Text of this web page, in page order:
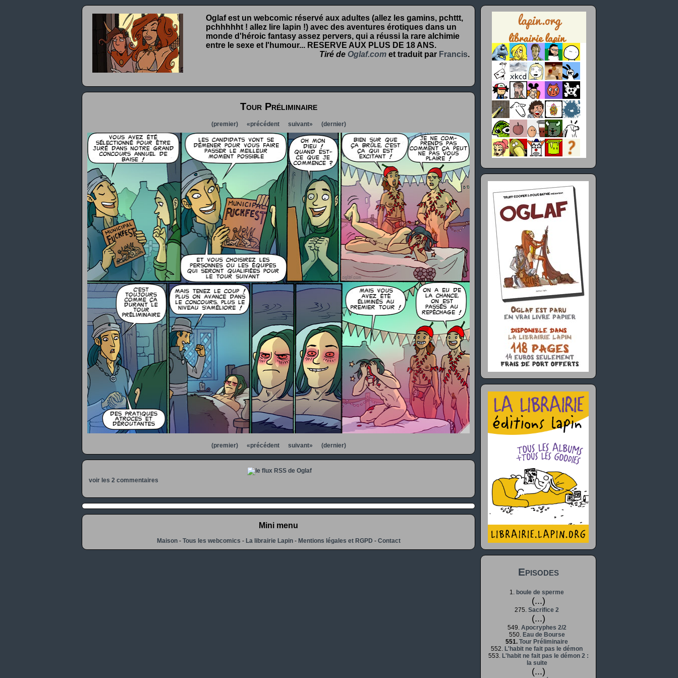
Oglaf est un webcomic réservé aux adultes (allez les gamins, pchttt,
pchhhhht ! allez lire lapin !) avec des aventures érotiques dans un
monde d'héroic fantasy assez pervers, qui a réussi la rare alchimie
entre le sexe et l'humour... RESERVE AUX PLUS DE 18 ANS.
Tiré de Oglaf.com et traduit par Francis.
Tour Préliminaire
(premier) «précédent suivant» (dernier)
(premier) «précédent suivant» (dernier)
voir les 2 commentaires
Mini menu
Maison- Tous les webcomics - La librairie Lapin- Mentions légales et RGPD - Contact
Episodes
1. boule de sperme
(...)
275. Sacrifice 2
(...)
549. Apocryphes 2/2
550. Eau de Bourse
551. Tour Préliminaire
552. L'habit ne fait pas le démon
553. L'habit ne fait pas le démon 2 :
la suite
(...)